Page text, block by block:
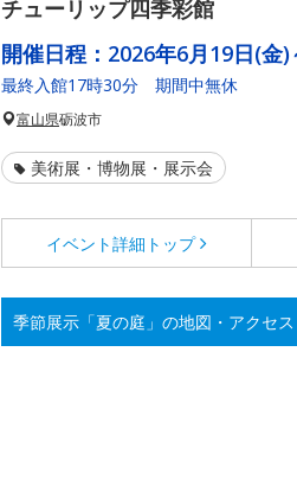
チューリップ四季彩館
開催日程： 2026年6月19日(金
最終入館17時30分 期間中無休
富山県砺波市
美術展・博物展・展示会
イベント詳細 トップ
季節展示「夏の庭」の地図・アクセス